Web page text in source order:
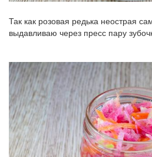
Так как розовая редька неострая
выдавливаю через пресс пару